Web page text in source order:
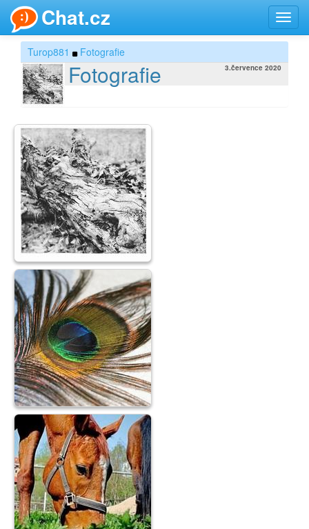
Chat.cz
Turop881 Fotografie
3.července 2020
Fotografie